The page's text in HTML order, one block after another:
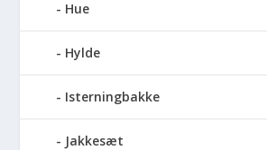
Hue
Hylde
Isterningbakke
Jakkesæt